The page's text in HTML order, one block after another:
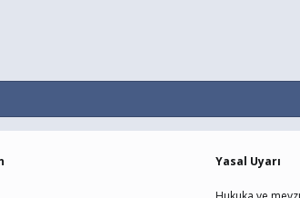
Yasal Uyarı